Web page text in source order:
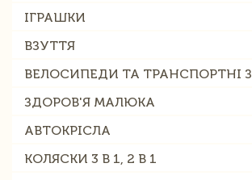
ІГРАШКИ
ВЗУТТЯ
ВЕЛОСИПЕДИ ТА ТРАНСПОРТНІ
ЗДОРОВ'Я МАЛЮКА
АВТОКРІСЛА
КОЛЯСКИ 3 В 1, 2 В 1